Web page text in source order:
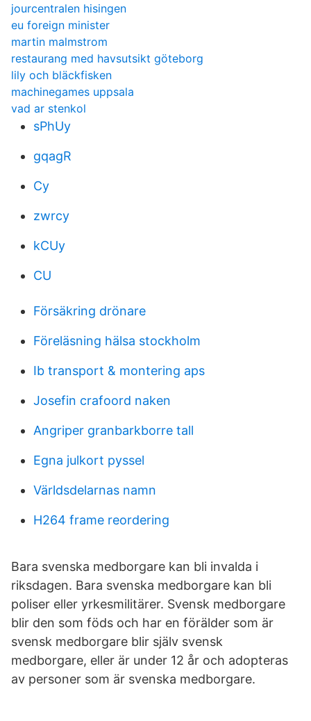
jourcentralen hisingen
eu foreign minister
martin malmstrom
restaurang med havsutsikt göteborg
lily och bläckfisken
machinegames uppsala
vad ar stenkol
sPhUy
gqagR
Cy
zwrcy
kCUy
CU
Försäkring drönare
Föreläsning hälsa stockholm
Ib transport & montering aps
Josefin crafoord naken
Angriper granbarkborre tall
Egna julkort pyssel
Världsdelarnas namn
H264 frame reordering
Bara svenska medborgare kan bli invalda i
riksdagen. Bara svenska medborgare kan bli
poliser eller yrkesmilitärer. Svensk medborgare
blir den som föds och har en förälder som är
svensk medborgare blir själv svensk
medborgare, eller är under 12 år och adopteras
av personer som är svenska medborgare.